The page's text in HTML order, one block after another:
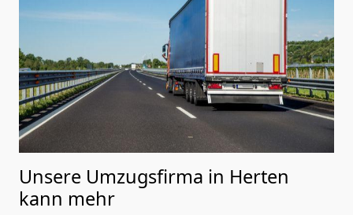
Unsere Umzugsfirma in Herten
kann mehr